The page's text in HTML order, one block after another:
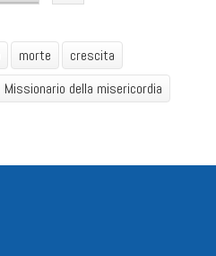
morte
crescita
Missionario della misericordia